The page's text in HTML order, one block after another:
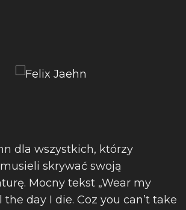
dla wszystkich, którzy
skrywać swoją
Mocny tekst „Wear my
the day I die. Coz you can’t take